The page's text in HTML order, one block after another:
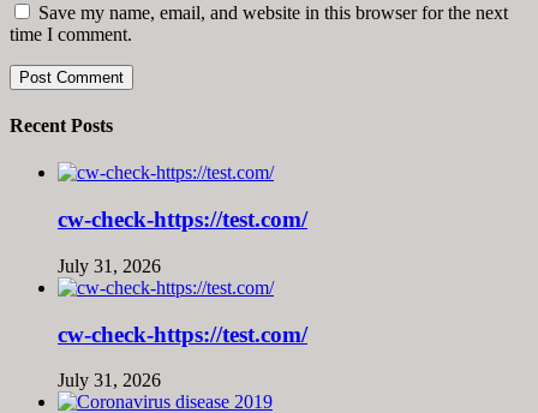
Save my name, email, and website in this browser for the next
time I comment.
Recent Posts
cw-check-https://test.com/
July 31, 2026
cw-check-https://test.com/
July 31, 2026